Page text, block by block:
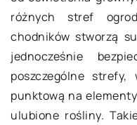
różnych stref
chodników stworzą
jednocześnie
poszczególne
punktową na
ulubione rośliny.